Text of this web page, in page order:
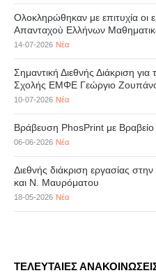
Ολοκληρώθηκαν με επιτυχία οι
Απανταχού Ελλήνων
14-07-2026 Νέα
Σημαντική Διεθνής Διάκριση
Σχολής ΕΜΦΕ Γεώργιο
10-07-2026 Νέα
Βράβευση PhosPrint με
06-06-2026 Νέα
Διεθνής διάκριση εργασίας
και Ν. Μαυρόματου
18-05-2026 Νέα
ΤΕΛΕΥΤΑΙΕΣ